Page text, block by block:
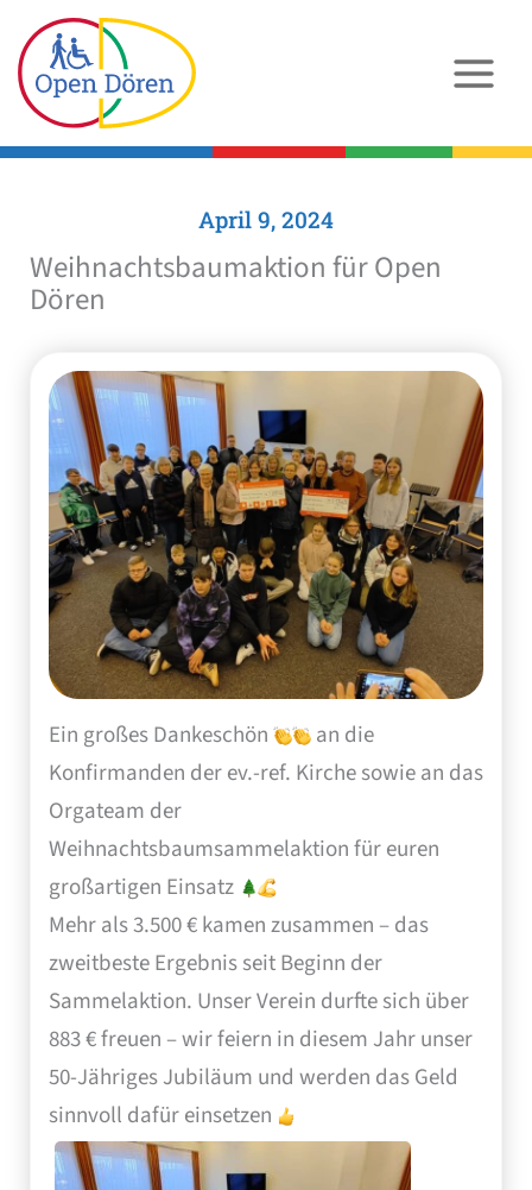
Inhalt
springen
April 9, 2024
Weihnachtsbaumaktion für Open
Dören
Ein großes Dankeschön
an die
Konfirmanden der ev.-ref. Kirche sowie an das
Orgateam der
Weihnachtsbaumsammelaktion für euren
großartigen Einsatz
Mehr als 3.500 € kamen zusammen – das
zweitbeste Ergebnis seit Beginn der
Sammelaktion. Unser Verein durfte sich über
883 € freuen – wir feiern in diesem Jahr unser
50-Jähriges Jubiläum und werden das Geld
sinnvoll dafür einsetzen